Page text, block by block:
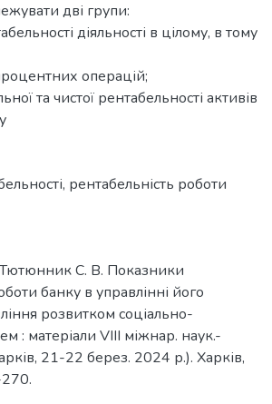
дві групи:
діяльності в цілому, в тому
операцій;
та чистої рентабельності активів
, рентабельність роботи
С. В. Показники
банку в управлінні його
розвитком соціально-
: матеріали VIII міжнар. наук.-
21-22 берез. 2024 р.). Харків,